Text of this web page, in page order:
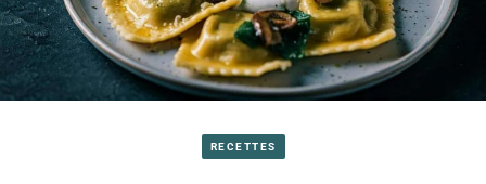
RECETTES